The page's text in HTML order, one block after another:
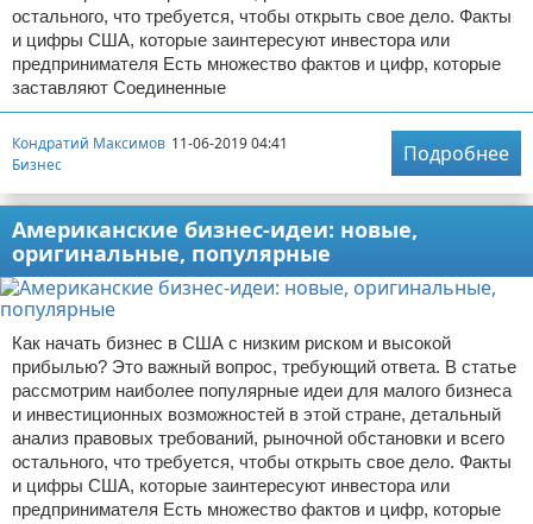
остального, что требуется, чтобы открыть свое дело. Факты
и цифры США, которые заинтересуют инвестора или
предпринимателя Есть множество фактов и цифр, которые
заставляют Соединенные
Кондратий Максимов 11-06-2019 04:41
Бизнес
Подробнее
Американские бизнес-идеи: новые,
оригинальные, популярные
Как начать бизнес в США с низким риском и высокой
прибылью? Это важный вопрос, требующий ответа. В статье
рассмотрим наиболее популярные идеи для малого бизнеса
и инвестиционных возможностей в этой стране, детальный
анализ правовых требований, рыночной обстановки и всего
остального, что требуется, чтобы открыть свое дело. Факты
и цифры США, которые заинтересуют инвестора или
предпринимателя Есть множество фактов и цифр, которые